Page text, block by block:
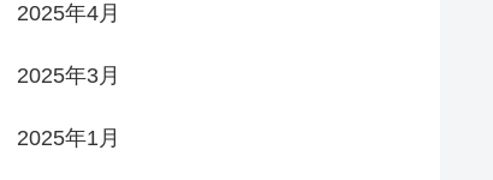
2025年4月
2025年3月
2025年1月